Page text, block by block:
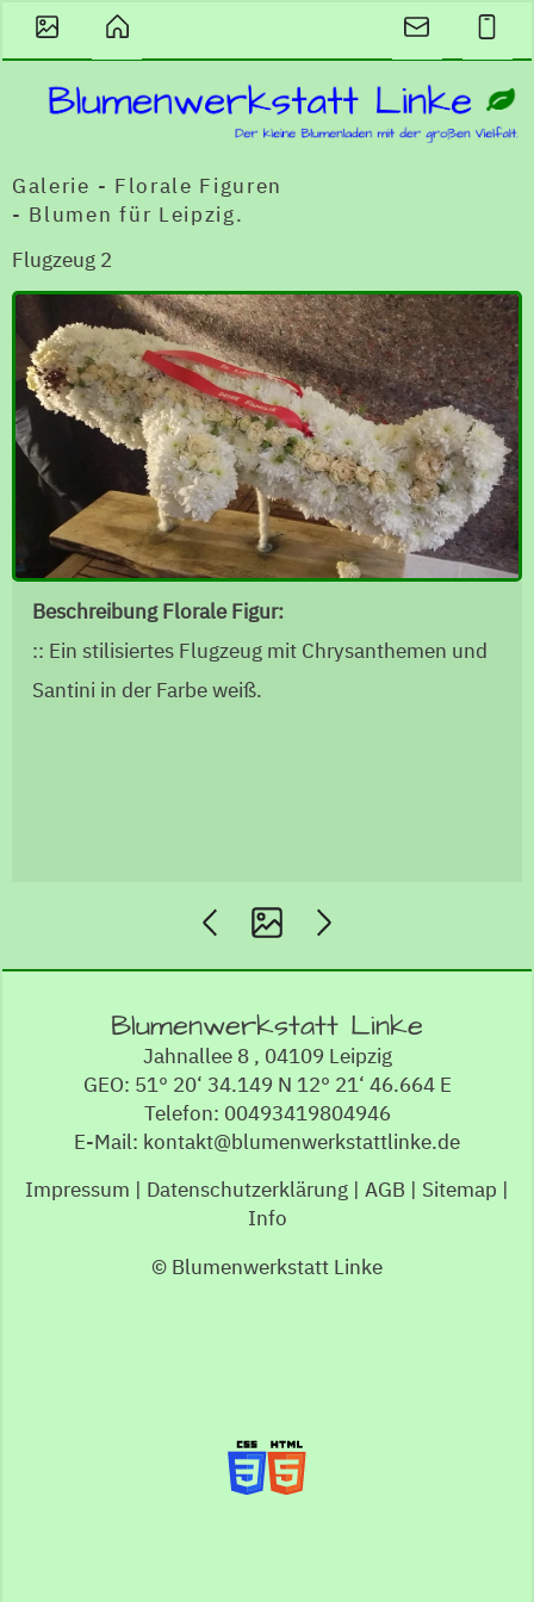
Galerie - Florale Figuren
- Blumen für Leipzig.
Flugzeug 2
Beschreibung Florale Figur:
:: Ein stilisiertes Flugzeug mit Chrysanthemen und
Santini in der Farbe weiß.
Blumenwerkstatt Linke
Jahnallee 8 , 04109 Leipzig
GEO: 51° 20‘ 34.149 N 12° 21‘ 46.664 E
Telefon: 00493419804946
E-Mail: kontakt@blumenwerkstattlinke.de
Impressum | Datenschutzerklärung | AGB | Sitemap |
Info
© Blumenwerkstatt Linke